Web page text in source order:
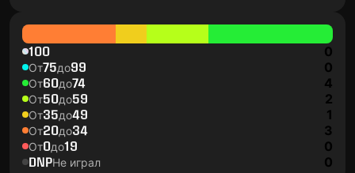
100 0
От75до99 0
От60до74 4
От50до59 2
От35до49 1
От20до34 3
От0до19 0
DNPНе играл 0